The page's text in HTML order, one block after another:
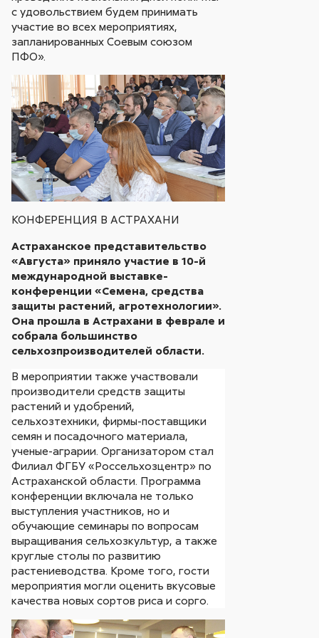
с удовольствием будем принимать
участие во всех мероприятиях,
запланированных Соевым союзом
ПФО».
КОНФЕРЕНЦИЯ В АСТРАХАНИ
Астраханское представительство
«Августа» приняло участие в 10-й
международной выставке-
конференции «Семена, средства
защиты растений, агротехнологии».
Она прошла в Астрахани в феврале и
собрала большинство
сельхозпроизводителей области.
В мероприятии также участвовали
производители средств защиты
растений и удобрений,
сельхозтехники, фирмы-поставщики
семян и посадочного материала,
ученые-аграрии. Организатором стал
Филиал ФГБУ «Россельхозцентр» по
Астраханской области. Программа
конференции включала не только
выступления участников, но и
обучающие семинары по вопросам
выращивания сельхозкультур, а также
круглые столы по развитию
растениеводства. Кроме того, гости
мероприятия могли оценить вкусовые
качества новых сортов риса и сорго.